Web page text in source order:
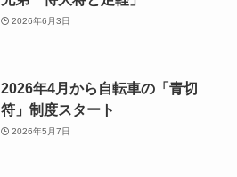
2026年6月3日
2026年4月から自転車の「青切
符」制度スタート
2026年5月7日